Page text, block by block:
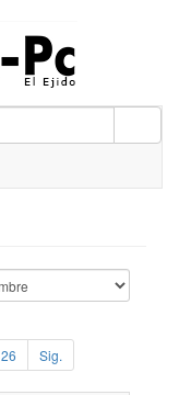
26 Sig.